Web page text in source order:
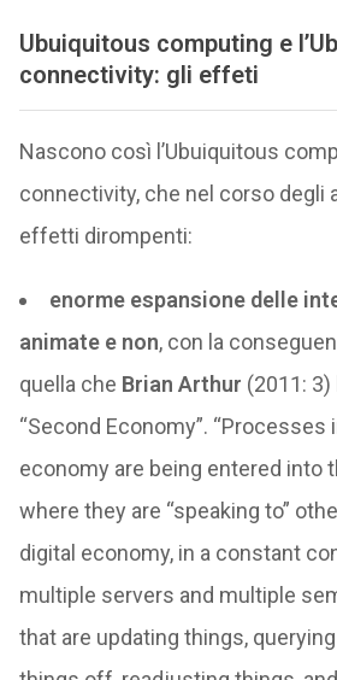
Ubuiquitous computing e
connectivity: gli effeti
Nascono così l’Ubuiquitous
connectivity, che nel corso degli
effetti dirompenti:
enorme espansione delle
animate e non, con la
quella che Brian Arthur (2011:
“Second Economy”. “Processes
economy are being entered into
where they are “speaking to”
digital economy, in a constant
multiple servers and multiple
that are updating things,